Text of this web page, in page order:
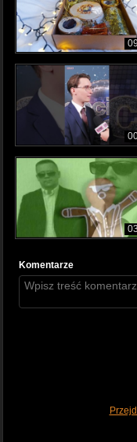
Komentarze